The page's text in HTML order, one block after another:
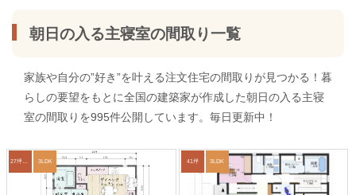
朝日の入る主寝室の間取り一覧
家族や自分の”好き”を叶える注文住宅の間取りが見つかる！暮
らしの要望をもとに全国の建築家が作成した朝日の入る主寝
室の間取りを995件公開しています。毎日更新中！
3LDK 41坪 3LDK